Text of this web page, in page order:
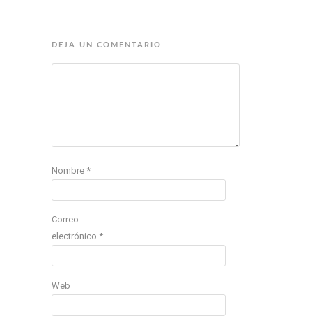
DEJA UN COMENTARIO
Nombre *
Correo
electrónico *
Web